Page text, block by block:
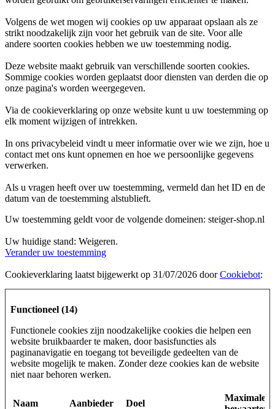
Volgens de wet mogen wij cookies op uw apparaat opslaan als ze
strikt noodzakelijk zijn voor het gebruik van de site. Voor alle
andere soorten cookies hebben we uw toestemming nodig.
Deze website maakt gebruik van verschillende soorten cookies.
Sommige cookies worden geplaatst door diensten van derden die op
onze pagina's worden weergegeven.
Via de cookieverklaring op onze website kunt u uw toestemming op
elk moment wijzigen of intrekken.
In ons privacybeleid vindt u meer informatie over wie we zijn, hoe u
contact met ons kunt opnemen en hoe we persoonlijke gegevens
verwerken.
Als u vragen heeft over uw toestemming, vermeld dan het ID en de
datum van de toestemming alstublieft.
Uw toestemming geldt voor de volgende domeinen: steiger-shop.nl
Uw huidige stand: Weigeren.
Verander uw toestemming
Cookieverklaring laatst bijgewerkt op 31/07/2026 doorCookiebot:
Functioneel (14)
Functionele cookies zijn noodzakelijke cookies die helpen een
website bruikbaarder te maken, door basisfuncties als
paginanavigatie en toegang tot beveiligde gedeelten van de
website mogelijk te maken. Zonder deze cookies kan de website
niet naar behoren werken.
Naam Aanbieder Doel
Maximale